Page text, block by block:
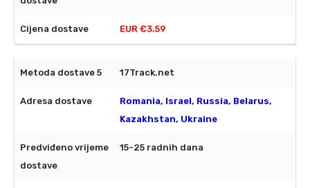
EUR €3.59
17Track.net
Romania, Israel, Russia, Belarus,
Kazakhstan, Ukraine
15-25 radnih dana